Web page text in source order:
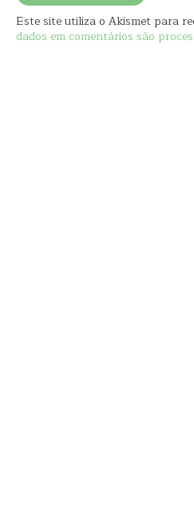
Este site utiliza o Akismet para
dados em comentários são